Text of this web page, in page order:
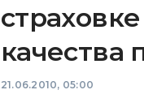
качества
21.06.2010, 05:00